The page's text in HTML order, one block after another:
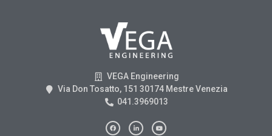
VEGA Engineering
Via Don Tosatto, 151 30174 Mestre Venezia
041.3969013